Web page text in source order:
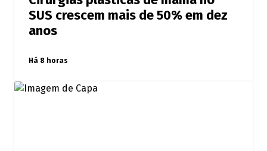
SUS crescem mais de 50% em dez
anos
Há 8 horas